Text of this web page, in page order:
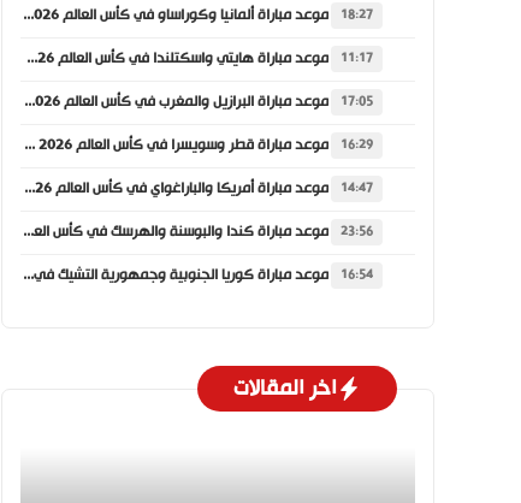
18:27 موعد مباراة ألمانيا وكوراساو في كأس العالم 2026 والقنوات الناقلة
11:17 موعد مباراة هايتي واسكتلندا في كأس العالم 2026 والقنوات الناقلة
17:05 موعد مباراة البرازيل والمغرب في كأس العالم 2026 والقنوات الناقلة
16:29 موعد مباراة قطر وسويسرا في كأس العالم 2026 والقنوات الناقلة
14:47 موعد مباراة أمريكا والباراغواي في كأس العالم 2026 والقنوات الناقلة
23:56 موعد مباراة كندا والبوسنة والهرسك في كأس العالم 2026 والقنوات الناقلة
16:54 موعد مباراة كوريا الجنوبية وجمهورية التشيك في كأس العالم 2026 والقنوات الناقلة
اخر المقالات